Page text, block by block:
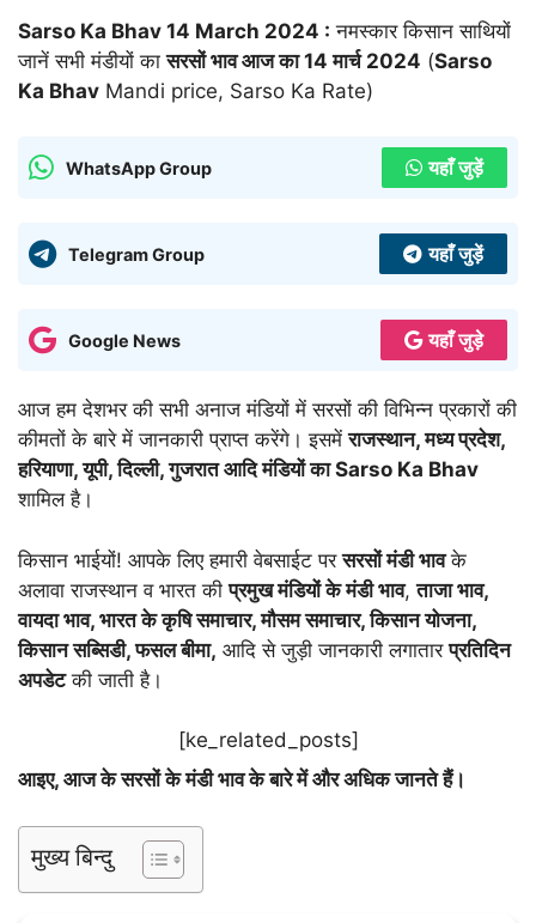
Sarso Ka Bhav 14 March 2024 : नमस्कार किसान साथियों
जानें सभी मंडीयों कासरसों भाव आज का14 मार्च 2024 (Sarso
Ka Bhav Mandi price, Sarso Ka Rate)
WhatsApp Group यहाँ जुड़ें
Telegram Group यहाँ जुड़ें
Google News यहाँ जुड़े
आज हम देशभर की सभी अनाज मंडियों में सरसों की विभिन्न प्रकारों की
कीमतों के बारे में जानकारी प्राप्त करेंगे। इसमेंराजस्थान, मध्य प्रदेश,
हरियाणा, यूपी, दिल्ली, गुजरात आदि मंडियों का Sarso Ka Bhav
शामिल है।
किसान भाईयों! आपके लिए हमारी वेबसाईट परसरसों मंडी भावके
अलावा राजस्थान व भारत कीप्रमुख मंडियों के मंडी भाव,ताजा भाव,
वायदा भाव, भारत के कृषि समाचार, मौसम समाचार, किसान योजना,
किसान सब्सिडी, फसल बीमा, आदि से जुड़ी जानकारी लगातारप्रतिदिन
अपडेटकी जाती है।
[ke_related_posts]
आइए, आज के सरसों के मंडी भाव के बारे में और अधिक जानते हैं।
मुख्य बिन्दु